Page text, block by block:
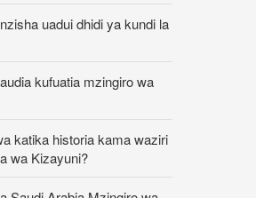
uadui dhidi ya kundi la
kufuatia mzingiro wa
katika historia kama waziri
wa Kizayuni?